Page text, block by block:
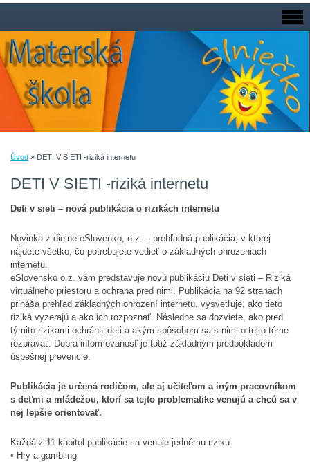
Úvod » DETI V SIETI -riziká internetu
DETI V SIETI -riziká internetu
Deti v sieti – nová publikácia o rizikách internetu
Novinka z dielne eSlovenko, o.z. – prehľadná publikácia, v ktorej
nájdete všetko, čo potrebujete vedieť o základných ohrozeniach
internetu.
eSlovensko o.z. vám predstavuje novú publikáciu Deti v sieti – Riziká
virtuálneho priestoru a ochrana pred nimi. Publikácia na 92 stranách
prináša prehľad základných ohrození internetu, vysvetľuje, ako tieto
riziká vyzerajú a ako ich rozpoznať. Následne sa dozviete, ako pred
týmito rizikami ochrániť deti a akým spôsobom sa s nimi o tejto téme
rozprávať. Dobrá informovanosť je totiž základným predpokladom
úspešnej prevencie.
Publikácia je určená rodičom, ale aj učiteľom a iným pracovníkom
s deťmi a mládežou, ktorí sa tejto problematike venujú a chcú sa v
nej lepšie orientovať.
Každá z 11 kapitol publikácie sa venuje jednému riziku:
• Hry a gambling